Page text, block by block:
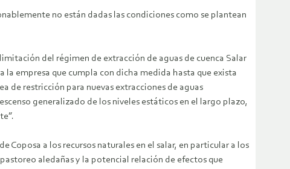
no están dadas las condiciones como se plantean
del régimen de extracción de aguas de cuenca Salar
empresa que cumpla con dicha medida hasta que exista
de restricción para nuevas extracciones de aguas
generalizado de los niveles estáticos en el largo plazo,
Coposa a los recursos naturales en el salar, en particular a los
aledañas y la potencial relación de efectos que